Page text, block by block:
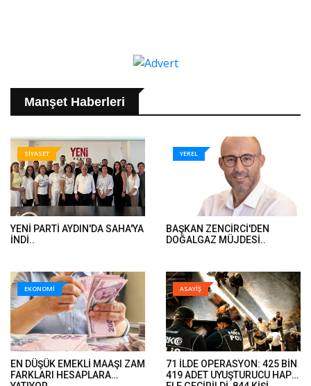
Manşet Haberleri
SİYASET
YENİ PARTİ AYDIN'DA SAHA'YA
İNDİ..
YEREL
BAŞKAN ZENCİRCİ'DEN
DOĞALGAZ MÜJDESİ..
EKONOMİ
EN DÜŞÜK EMEKLİ MAAŞI ZAM
FARKLARI HESAPLARA
ASAYİŞ
71 İLDE OPERASYON: 425 BİN
419 ADET UYUŞTURUCU HAP